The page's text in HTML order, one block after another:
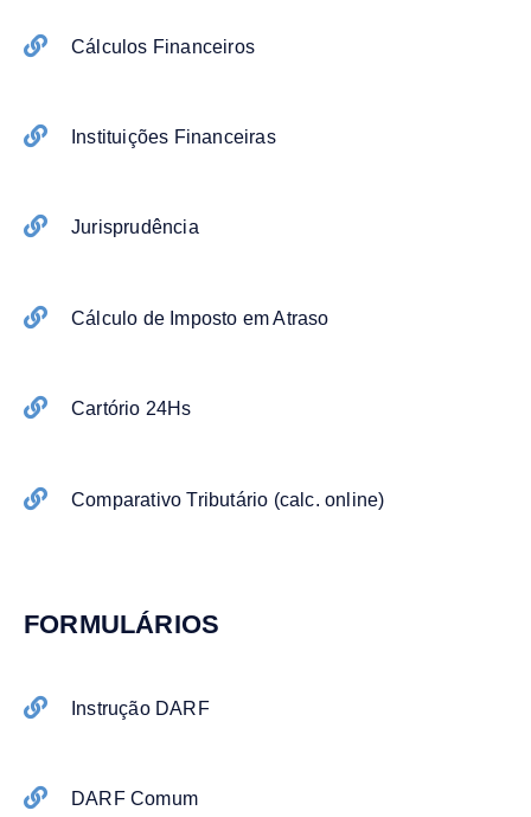
Cálculos Financeiros
Instituições Financeiras
Jurisprudência
Cálculo de Imposto em Atraso
Cartório 24Hs
Comparativo Tributário (calc. online)
FORMULÁRIOS
Instrução DARF
DARF Comum